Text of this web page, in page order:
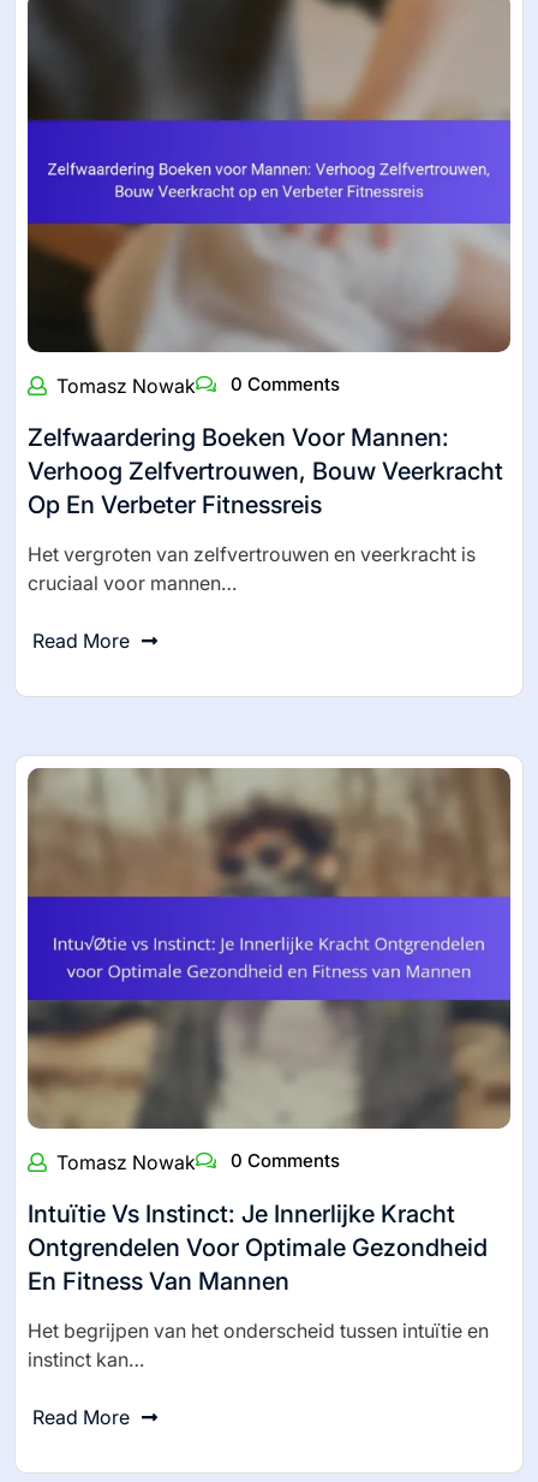
Tomasz Nowak 0 Comments
Zelfwaardering Boeken Voor Mannen:
Verhoog Zelfvertrouwen, Bouw Veerkracht
Op En Verbeter Fitnessreis
Het vergroten van zelfvertrouwen en veerkracht is
cruciaal voor mannen…
Read More
Tomasz Nowak 0 Comments
Intuïtie Vs Instinct: Je Innerlijke Kracht
Ontgrendelen Voor Optimale Gezondheid
En Fitness Van Mannen
Het begrijpen van het onderscheid tussen intuïtie en
instinct kan…
Read More